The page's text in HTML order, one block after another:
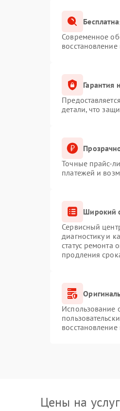
Современное
Гарантия
детали, что
Точные прайс-
платежей и
Широкий
Сервисный
диагностику и
статус ремонта
продления
Использование
Цены на